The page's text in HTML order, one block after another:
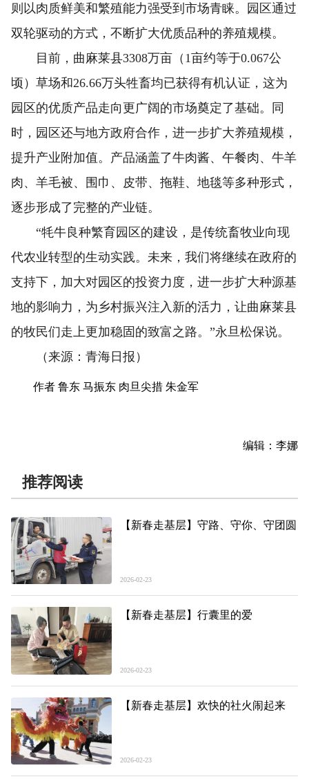
则以肉质鲜美和繁殖能力强受到市场青睐。园区通过
双轮驱动的方式，不断扩大优质品种的养殖规模。
目前，曲麻莱县3308万亩（1亩约等于0.067公
顷）草场和26.66万头牲畜均已获得有机认证，这为
园区的优质产品走向更广阔的市场奠定了基础。同
时，园区还与地方政府合作，进一步扩大养殖规模，
提升产业附加值。产品涵盖了牛肉酱、午餐肉、牛羊
肉、羊毛被、围巾、皮带、拖鞋、地毯等多种形式，
逐步形成了完整的产业链。
“牦牛良种繁育园区的建设，是传统畜牧业向现
代农业转型的生动实践。未来，我们将继续在政府的
支持下，加大对园区的投资力度，进一步扩大种源基
地的影响力，为乡村振兴注入新的活力，让曲麻莱县
的牧民们走上更加稳固的致富之路。”永旦松保说。
（来源：青海日报）
作者 鲁东 马振东 肉旦尖措 朱金军
编辑：李娜
推荐阅读
【新春走基层】守路、守你、守团圆
2026-02-23
【新春走基层】行囊里的爱
2026-02-23
【新春走基层】欢快的社火闹起来
2026-02-23